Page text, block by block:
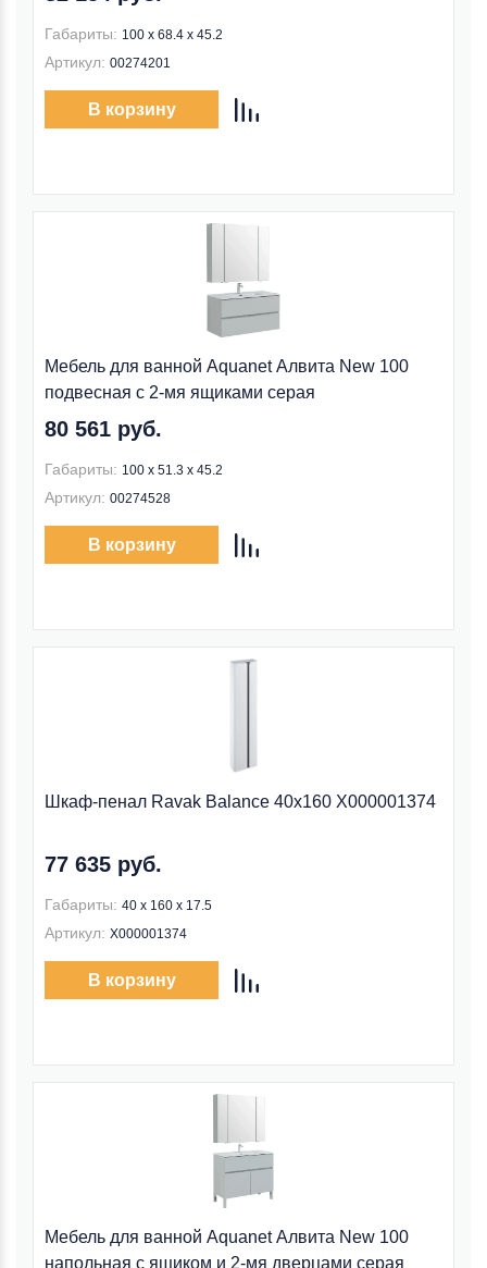
Габариты: 100 х 68.4 х 45.2
Артикул: 00274201
В корзину
Мебель для ванной Aquanet Алвита New 100
подвесная с 2-мя ящиками серая
80 561 руб.
Габариты: 100 х 51.3 х 45.2
Артикул: 00274528
В корзину
Шкаф-пенал Ravak Balance 40x160 X000001374
77 635 руб.
Габариты: 40 x 160 x 17.5
Артикул: X000001374
В корзину
Мебель для ванной Aquanet Алвита New 100
напольная с ящиком и 2-мя дверцами серая